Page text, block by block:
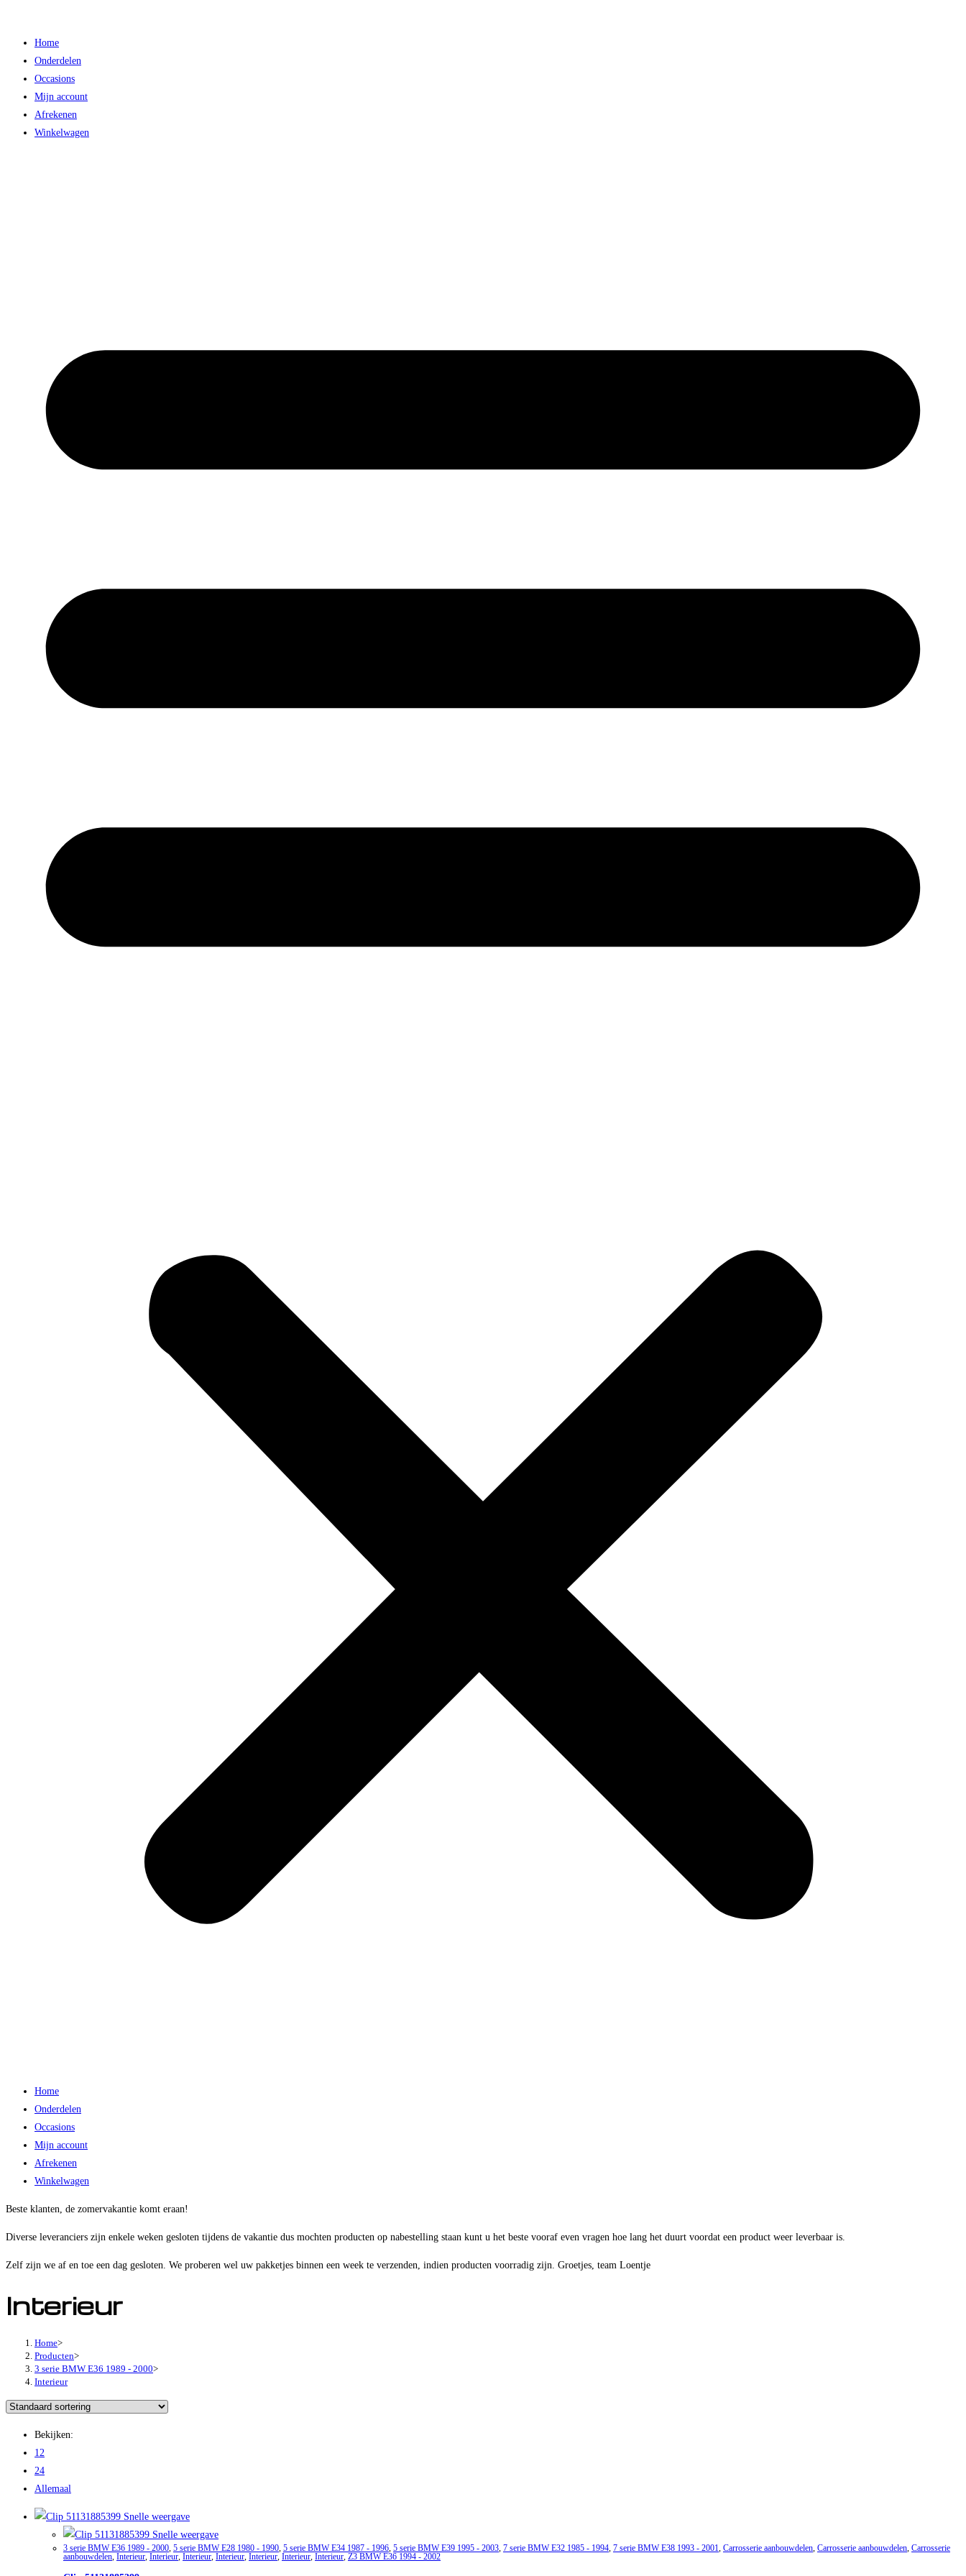
Home
Onderdelen
Occasions
Mijn account
Afrekenen
Winkelwagen
Home
Onderdelen
Occasions
Mijn account
Afrekenen
Winkelwagen
Beste klanten, de zomervakantie komt eraan!
Diverse leveranciers zijn enkele weken gesloten tijdens de vakantie dus mochten producten op nabestelling staan kunt u het beste vooraf even vragen hoe lang het duurt voordat een product weer leverbaar is.
Zelf zijn we af en toe een dag gesloten. We proberen wel uw pakketjes binnen een week te verzenden, indien producten voorradig zijn. Groetjes, team Loentje
Interieur
Home>
Producten>
3 serie BMW E36 1989 - 2000>
Interieur
Bekijken:
12
24
Allemaal
Snelle weergave
Snelle weergave
3 serie BMW E36 1989 - 2000, 5 serie BMW E28 1980 - 1990, 5 serie BMW E34 1987 - 1996, 5 serie BMW E39 1995 - 2003, 7 serie BMW E32 1985 - 1994, 7 serie BMW E38 1993 - 2001, Carrosserie aanbouwdelen, Carrosserie aanbouwdelen, Carrosserie
aanbouwdelen, Interieur, Interieur, Interieur, Interieur, Interieur, Interieur, Interieur, Z3 BMW E36 1994 - 2002